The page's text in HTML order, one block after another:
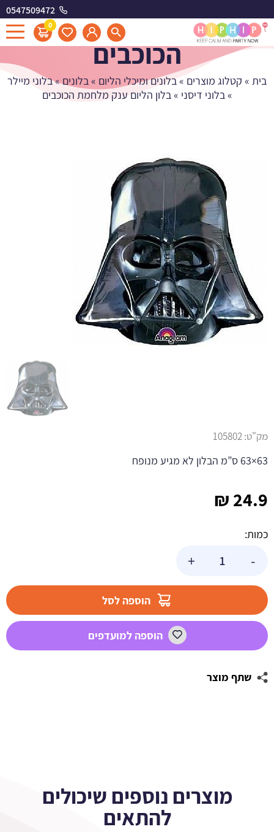
0547509472
0
בלון הליום ענק מלחמת
הכוכבים
בית » קטלוג מוצרים »בלונים ומיכלי הליום »בלונים»בלוני מיילר
»בלוני דיסני »בלון הליום ענק מלחמת הכוכבים
24.9
₪
כמות:
-
מלחמת
+
הוספה לסל
הוספה למועדפים
שתף מוצר
מק"ט:105802
63×63 ס”מ הבלון לא מגיע מנופח
מוצרים נוספים שיכולים
להתאים